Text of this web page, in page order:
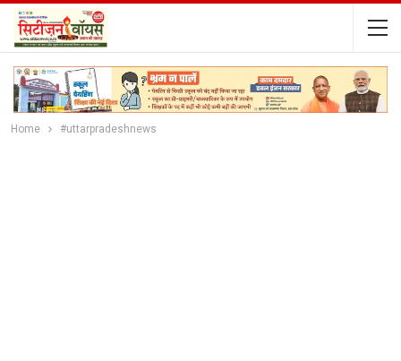
Home #uttarpradeshnews